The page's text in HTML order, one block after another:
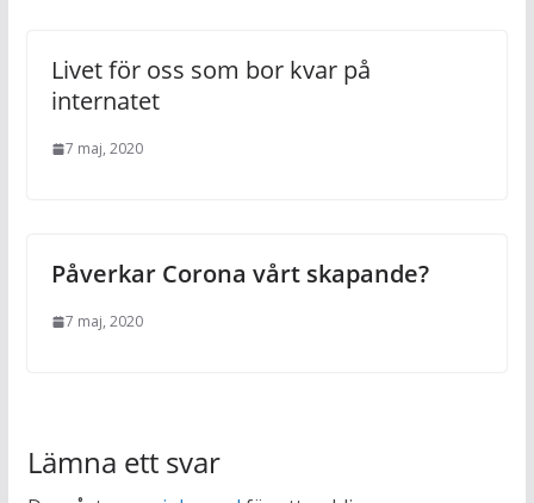
Livet för oss som bor kvar på
internatet
7 maj, 2020
Påverkar Corona vårt skapande?
7 maj, 2020
Lämna ett svar